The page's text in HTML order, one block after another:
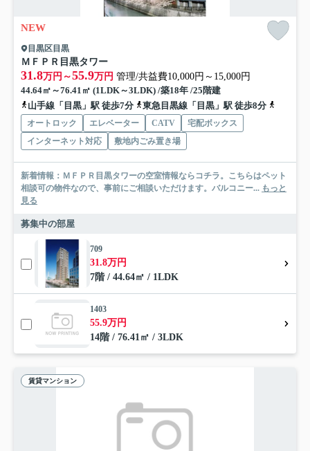
NEW
目黒区目黒
ＭＦＰＲ目黒タワー
31.8万円～55.9万円 管理/共益費10,000円～15,000円
44.64㎡～76.41㎡ (1LDK～3LDK) /築18年 /25階建
山手線「目黒」駅 徒歩7分
東急目黒線「目黒」駅 徒歩8分
オートロック エレベーター CATV
宅配ボックス
インターネット対応
敷地内ごみ置き場
新着情報：ＭＦＰＲ目黒タワーの空室情報ならコチラ。こちらはペット
相談可の物件なので、事前にご相談いただけます。バルコニー... もっと
見る
募集中の部屋
709
31.8万円
7階 / 44.64㎡ / 1LDK
1403
55.9万円
14階 / 76.41㎡ / 3LDK
賃貸マンション